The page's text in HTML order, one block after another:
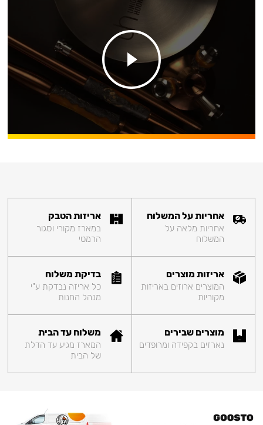
אחריות על המשלוח
אחריות מלאה על
המשלוח
אריזות הטבק
במארז מקורי וסגור
הרמטי
אריזות מוצרים
המוצרים ארוזים באריזות
מקוריות
בדיקת משלוח
כל אריזה נבדקת ע"י
מנהל החנות
מוצרים שבירים
נארזים בקפידה ומרופדים
משלוח עד הבית
המארז מגיע עד הדלת
של הבית